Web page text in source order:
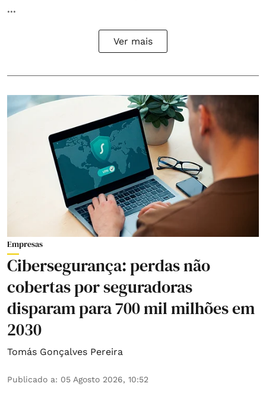
...
Ver mais
Empresas
Cibersegurança: perdas não
cobertas por seguradoras
disparam para 700 mil milhões em
2030
Tomás Gonçalves Pereira
Publicado a: 05 Agosto 2026, 10:52